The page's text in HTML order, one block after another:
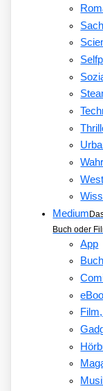
Medium
Buch oder
App
Buch